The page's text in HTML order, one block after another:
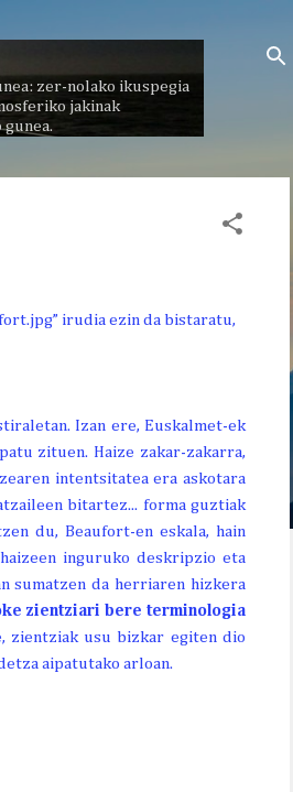
zer-nolako ikuspegia
jakinak
Izan ere, Euskalmet-ek
zituen. Haize zakar-zakarra,
intentsitatea era askotara
bitartez... forma guztiak
du, Beaufort-en eskala, hain
inguruko deskripzio eta
sumatzen da herriaren hizkera
zientziari bere terminologia
zientziak usu bizkar egiten dio
aipatutako arloan.